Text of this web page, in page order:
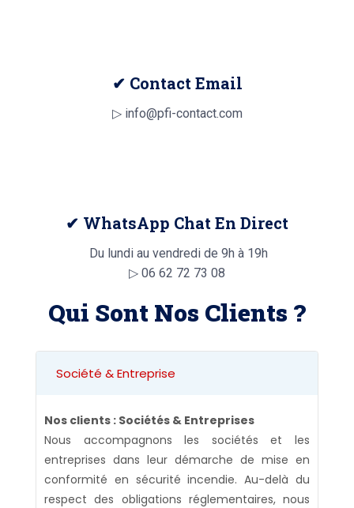
✔ Contact Email
▷ info@pfi-contact.com
✔ WhatsApp Chat En Direct
Du lundi au vendredi de 9h à 19h
▷ 06 62 72 73 08
Qui Sont Nos Clients ?
Société & Entreprise
Nos clients : Sociétés & Entreprises
Nous accompagnons les sociétés et les
entreprises dans leur démarche de mise en
conformité en sécurité incendie. Au-delà du
respect des obligations réglementaires, nous